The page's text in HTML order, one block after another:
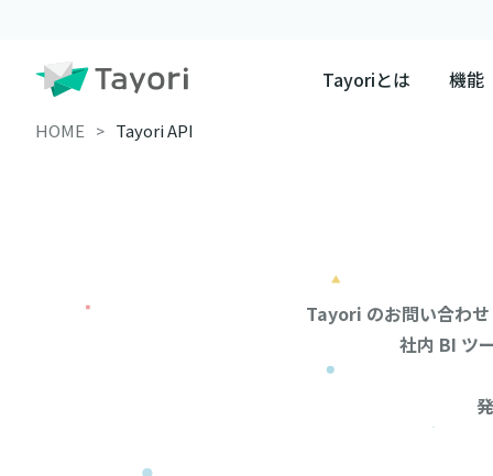
Tayoriとは 機能
HOME Tayori API
Tayori のお問い合わせ
社内 BI ツ